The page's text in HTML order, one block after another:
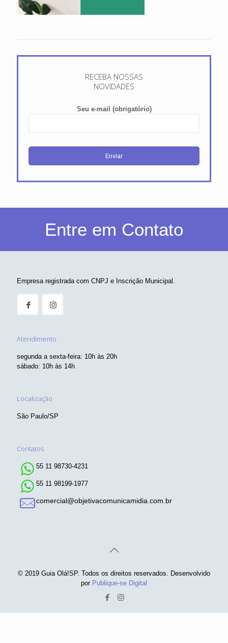
RECEBA NOSSAS
NOVIDADES
Seu e-mail (obrigatório)
Entre em Contato
Empresa registrada com CNPJ e Inscrição Municipal.
Atendimento
segunda a sexta-feira: 10h às 20h
sábado: 10h às 14h
Localização
São Paulo/SP
Contatos
55 11 98730-4231
55 11 98199-1977
comercial@objetivacomunicamidia.com.br
© 2019 Guia Olá!SP. Todos os direitos reservados. Desenvolvido
por Publique-se Digital